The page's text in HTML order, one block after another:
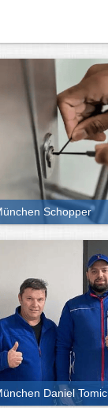
Schopper
Daniel Tomic